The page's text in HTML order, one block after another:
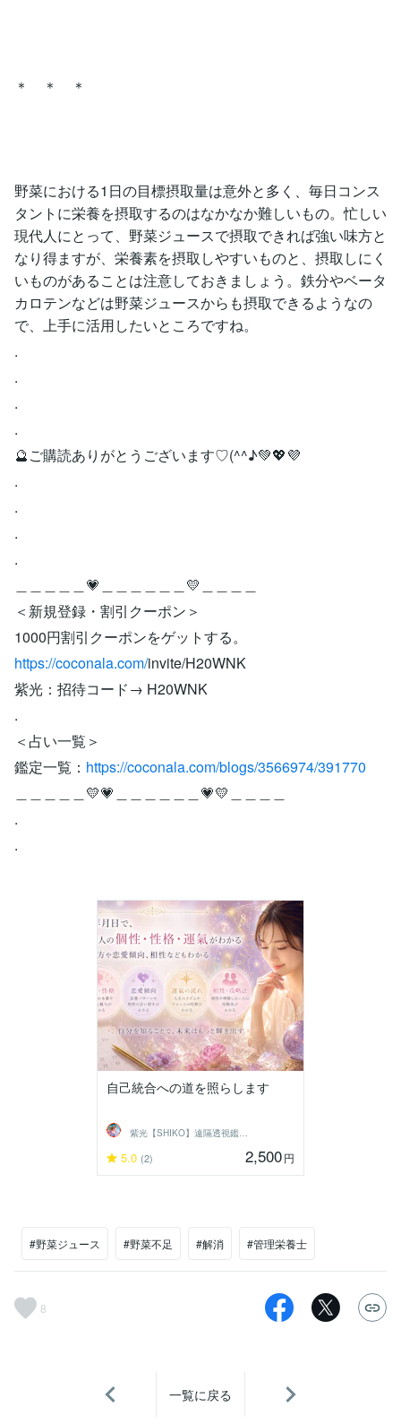
＊ ＊ ＊
野菜における1日の目標摂取量は意外と多く、毎日コンス
タントに栄養を摂取するのはなかなか難しいもの。忙しい
現代人にとって、野菜ジュースで摂取できれば強い味方と
なり得ますが、栄養素を摂取しやすいものと、摂取しにく
いものがあることは注意しておきましょう。鉄分やベータ
カロテンなどは野菜ジュースからも摂取できるようなの
で、上手に活用したいところですね。
.
.
.
.
🔮ご購読ありがとうございます♡(^^♪💚💖💜
.
.
.
.
＿＿＿＿＿💗＿＿＿＿＿＿💛＿＿＿＿
＜新規登録・割引クーポン＞
1000円割引クーポンをゲットする。
https://coconala.com/invite/H20WNK
紫光：招待コード→ H20WNK
.
＜占い一覧＞
鑑定一覧： https://coconala.com/blogs/3566974/391770
＿＿＿＿＿💛💗＿＿＿＿＿＿💗💛＿＿＿＿
.
.
自己統合への道を照らします
紫光【SHIKO】遠隔透視鑑定士
5.0 (2) 2,500円
#野菜ジュース #野菜不足 #解消 #管理栄養士
8
一覧に戻る